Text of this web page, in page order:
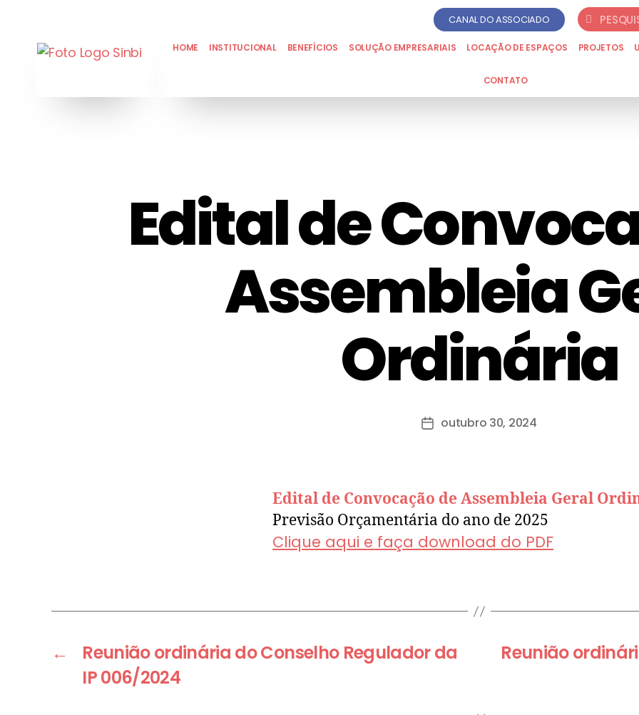
CANAL DO ASSOCIADO
HOME INSTITUCIONAL BENEFÍCIOS SOLUÇÃO EMPRESARIAIS LOCAÇÃO DE ESPAÇOS PROJETOS
CONTATO
Edital de
Assembleia
Ordinária
outubro 30, 2024
Edital de Convocação de Assembleia Geral
Previsão Orçamentária do ano de 2025
Clique aqui e faça download do PDF
←
Reunião ordinária do Conselho Regulador da
IP 006/2024
Reunião